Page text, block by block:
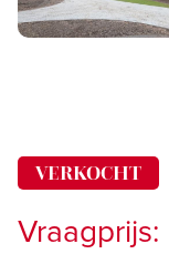
VERKOCHT
Vraagprijs: